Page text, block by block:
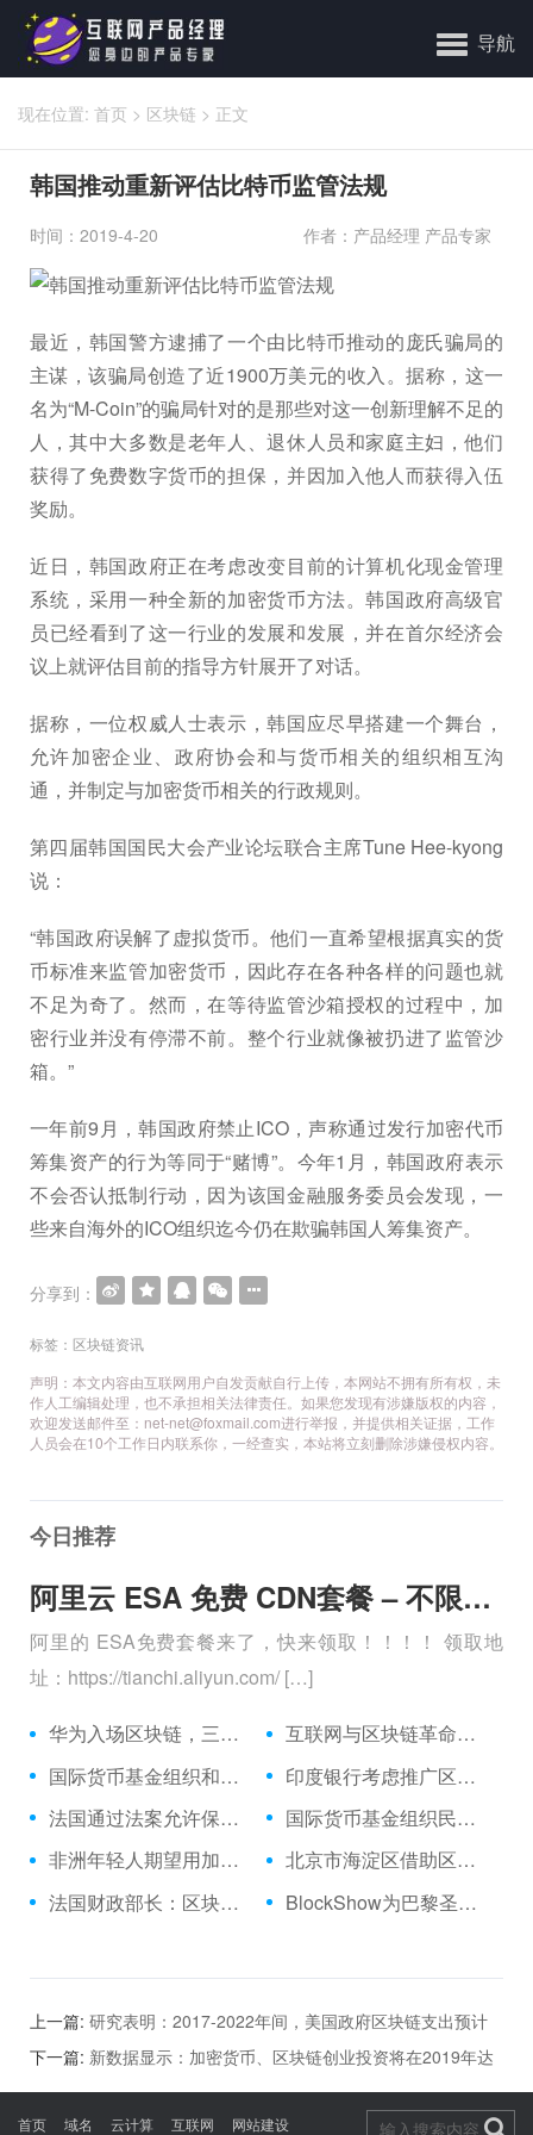
导航
现在位置: 首页 > 区块链 > 正文
韩国推动重新评估比特币监管法规
时间：2019-4-20 作者：产品经理 产品专家
最近，韩国警方逮捕了一个由比特币推动的庞氏骗局的
主谋，该骗局创造了近1900万美元的收入。据称，这一
名为“M-Coin”的骗局针对的是那些对这一创新理解不足的
人，其中大多数是老年人、退休人员和家庭主妇，他们
获得了免费数字货币的担保，并因加入他人而获得入伍
奖励。
近日，韩国政府正在考虑改变目前的计算机化现金管理
系统，采用一种全新的加密货币方法。韩国政府高级官
员已经看到了这一行业的发展和发展，并在首尔经济会
议上就评估目前的指导方针展开了对话。
据称，一位权威人士表示，韩国应尽早搭建一个舞台，
允许加密企业、政府协会和与货币相关的组织相互沟
通，并制定与加密货币相关的行政规则。
第四届韩国国民大会产业论坛联合主席Tune Hee-kyong
说：
“韩国政府误解了虚拟货币。他们一直希望根据真实的货
币标准来监管加密货币，因此存在各种各样的问题也就
不足为奇了。然而，在等待监管沙箱授权的过程中，加
密行业并没有停滞不前。整个行业就像被扔进了监管沙
箱。”
一年前9月，韩国政府禁止ICO，声称通过发行加密代币
筹集资产的行为等同于“赌博”。今年1月，韩国政府表示
不会否认抵制行动，因为该国金融服务委员会发现，一
些来自海外的ICO组织迄今仍在欺骗韩国人筹集资产。
分享到：
标签： 区块链资讯
声明：本文内容由互联网用户自发贡献自行上传，本网站不拥有所有权，未
作人工编辑处理，也不承担相关法律责任。如果您发现有涉嫌版权的内容，
欢迎发送邮件至：net-net@foxmail.com进行举报，并提供相关证据，工作
人员会在10个工作日内联系你，一经查实，本站将立刻删除涉嫌侵权内容。
今日推荐
阿里云 ESA 免费 CDN套餐 – 不限流量、全球加速 免费购买分享
阿里的 ESA免费套餐来了，快来领取！！！！ 领取地
址：https://tianchi.aliyun.com/ […]
华为入场区块链，三大巨头战意浓
互联网与区块链革命：我们是在1994年吗？
国际货币基金组织和世界银行在探索区块链技术中推出了准加密货币
印度银行考虑推广区块链技术用于支付
法国通过法案允许保险提供商投资加密货币和代币
国际货币基金组织民意调查：到2024年，加密货币支付将成为主流
非洲年轻人期望用加密货币付款
北京市海淀区借助区块链技术促进“一网通办”
法国财政部长：区块链是政府的优先事项
BlockShow为巴黎圣母院重建启动加密筹款活动
上一篇: 研究表明：2017-2022年间，美国政府区块链支出预计
将增长1000%
下一篇: 新数据显示：加密货币、区块链创业投资将在2019年达
到新高
首页 域名 云计算 互联网 网站建设